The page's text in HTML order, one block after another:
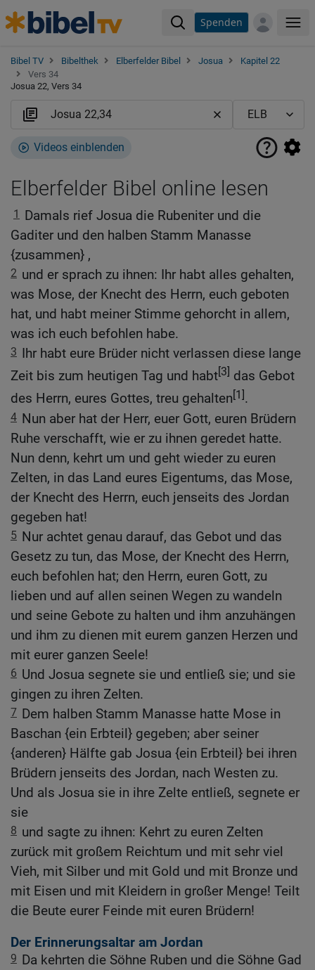
Spenden
Bibel TV Bibelthek Elberfelder Bibel Josua
Kapitel 22
Vers 34
Josua 22, Vers 34
Videos einblenden
Elberfelder Bibel online lesen
1 Damals rief Josua die Rubeniter und die
Gaditer und den halben Stamm Manasse
{zusammen} ,
2 und er sprach zu ihnen: Ihr habt alles gehalten,
was Mose, der Knecht des Herrn, euch geboten
hat, und habt meiner Stimme gehorcht in allem,
was ich euch befohlen habe.
3 Ihr habt eure Brüder nicht verlassen diese lange
Zeit bis zum heutigen Tag und habt[3] das Gebot
des Herrn, eures Gottes, treu gehalten[1].
4 Nun aber hat der Herr, euer Gott, euren Brüdern
Ruhe verschafft, wie er zu ihnen geredet hatte.
Nun denn, kehrt um und geht wieder zu euren
Zelten, in das Land eures Eigentums, das Mose,
der Knecht des Herrn, euch jenseits des Jordan
gegeben hat!
5 Nur achtet genau darauf, das Gebot und das
Gesetz zu tun, das Mose, der Knecht des Herrn,
euch befohlen hat; den Herrn, euren Gott, zu
lieben und auf allen seinen Wegen zu wandeln
und seine Gebote zu halten und ihm anzuhängen
und ihm zu dienen mit eurem ganzen Herzen und
mit eurer ganzen Seele!
6 Und Josua segnete sie und entließ sie; und sie
gingen zu ihren Zelten.
7 Dem halben Stamm Manasse hatte Mose in
Baschan {ein Erbteil} gegeben; aber seiner
{anderen} Hälfte gab Josua {ein Erbteil} bei ihren
Brüdern jenseits des Jordan, nach Westen zu.
Und als Josua sie in ihre Zelte entließ, segnete er
sie
8 und sagte zu ihnen: Kehrt zu euren Zelten
zurück mit großem Reichtum und mit sehr viel
Vieh, mit Silber und mit Gold und mit Bronze und
mit Eisen und mit Kleidern in großer Menge! Teilt
die Beute eurer Feinde mit euren Brüdern!
Der Erinnerungsaltar am Jordan
9 Da kehrten die Söhne Ruben und die Söhne Gad